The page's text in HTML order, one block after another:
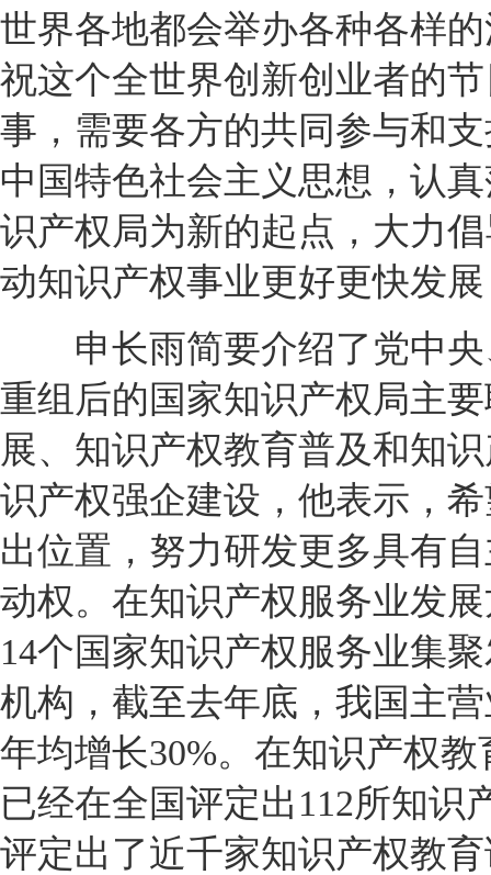
世界各地都会举办各种各样
祝这个全世界创新创业者的
事，需要各方的共同参与和
中国特色社会主义思想，认
识产权局为新的起点，大力
动知识产权事业更好更快发
申长雨简要介绍了党中央
重组后的国家知识产权局主
展、知识产权教育普及和知
识产权强企建设，他表示，
出位置，努力研发更多具有
动权。在知识产权服务业发
14个国家知识产权服务业集
机构，截至去年底，我国主
年均增长30%。在知识产权
已经在全国评定出112所知识
评定出了近千家知识产权教